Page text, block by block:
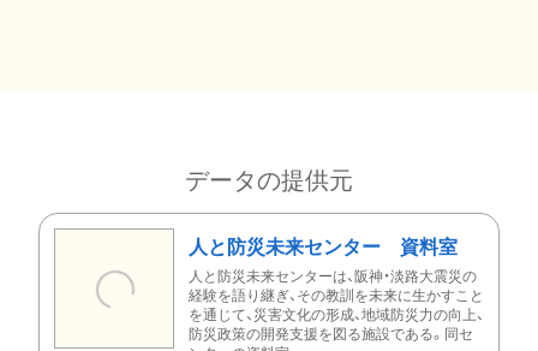
データの提供元
人と防災未来センター 資料室
人と防災未来センターは、阪神・淡路大震災の
経験を語り継ぎ、その教訓を未来に生かすこと
を通じて、災害文化の形成、地域防災力の向上、
防災政策の開発支援を図る施設である。同セ